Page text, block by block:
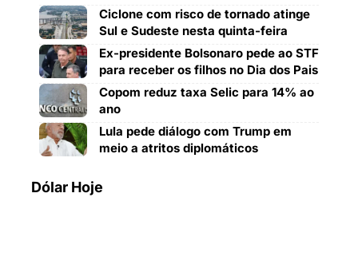
Ciclone com risco de tornado atinge
Sul e Sudeste nesta quinta-feira
Ex-presidente Bolsonaro pede ao STF
para receber os filhos no Dia dos Pais
Copom reduz taxa Selic para 14% ao
ano
Lula pede diálogo com Trump em
meio a atritos diplomáticos
Dólar Hoje